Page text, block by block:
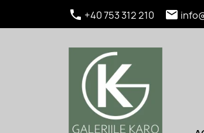
 +40 753 312 210 